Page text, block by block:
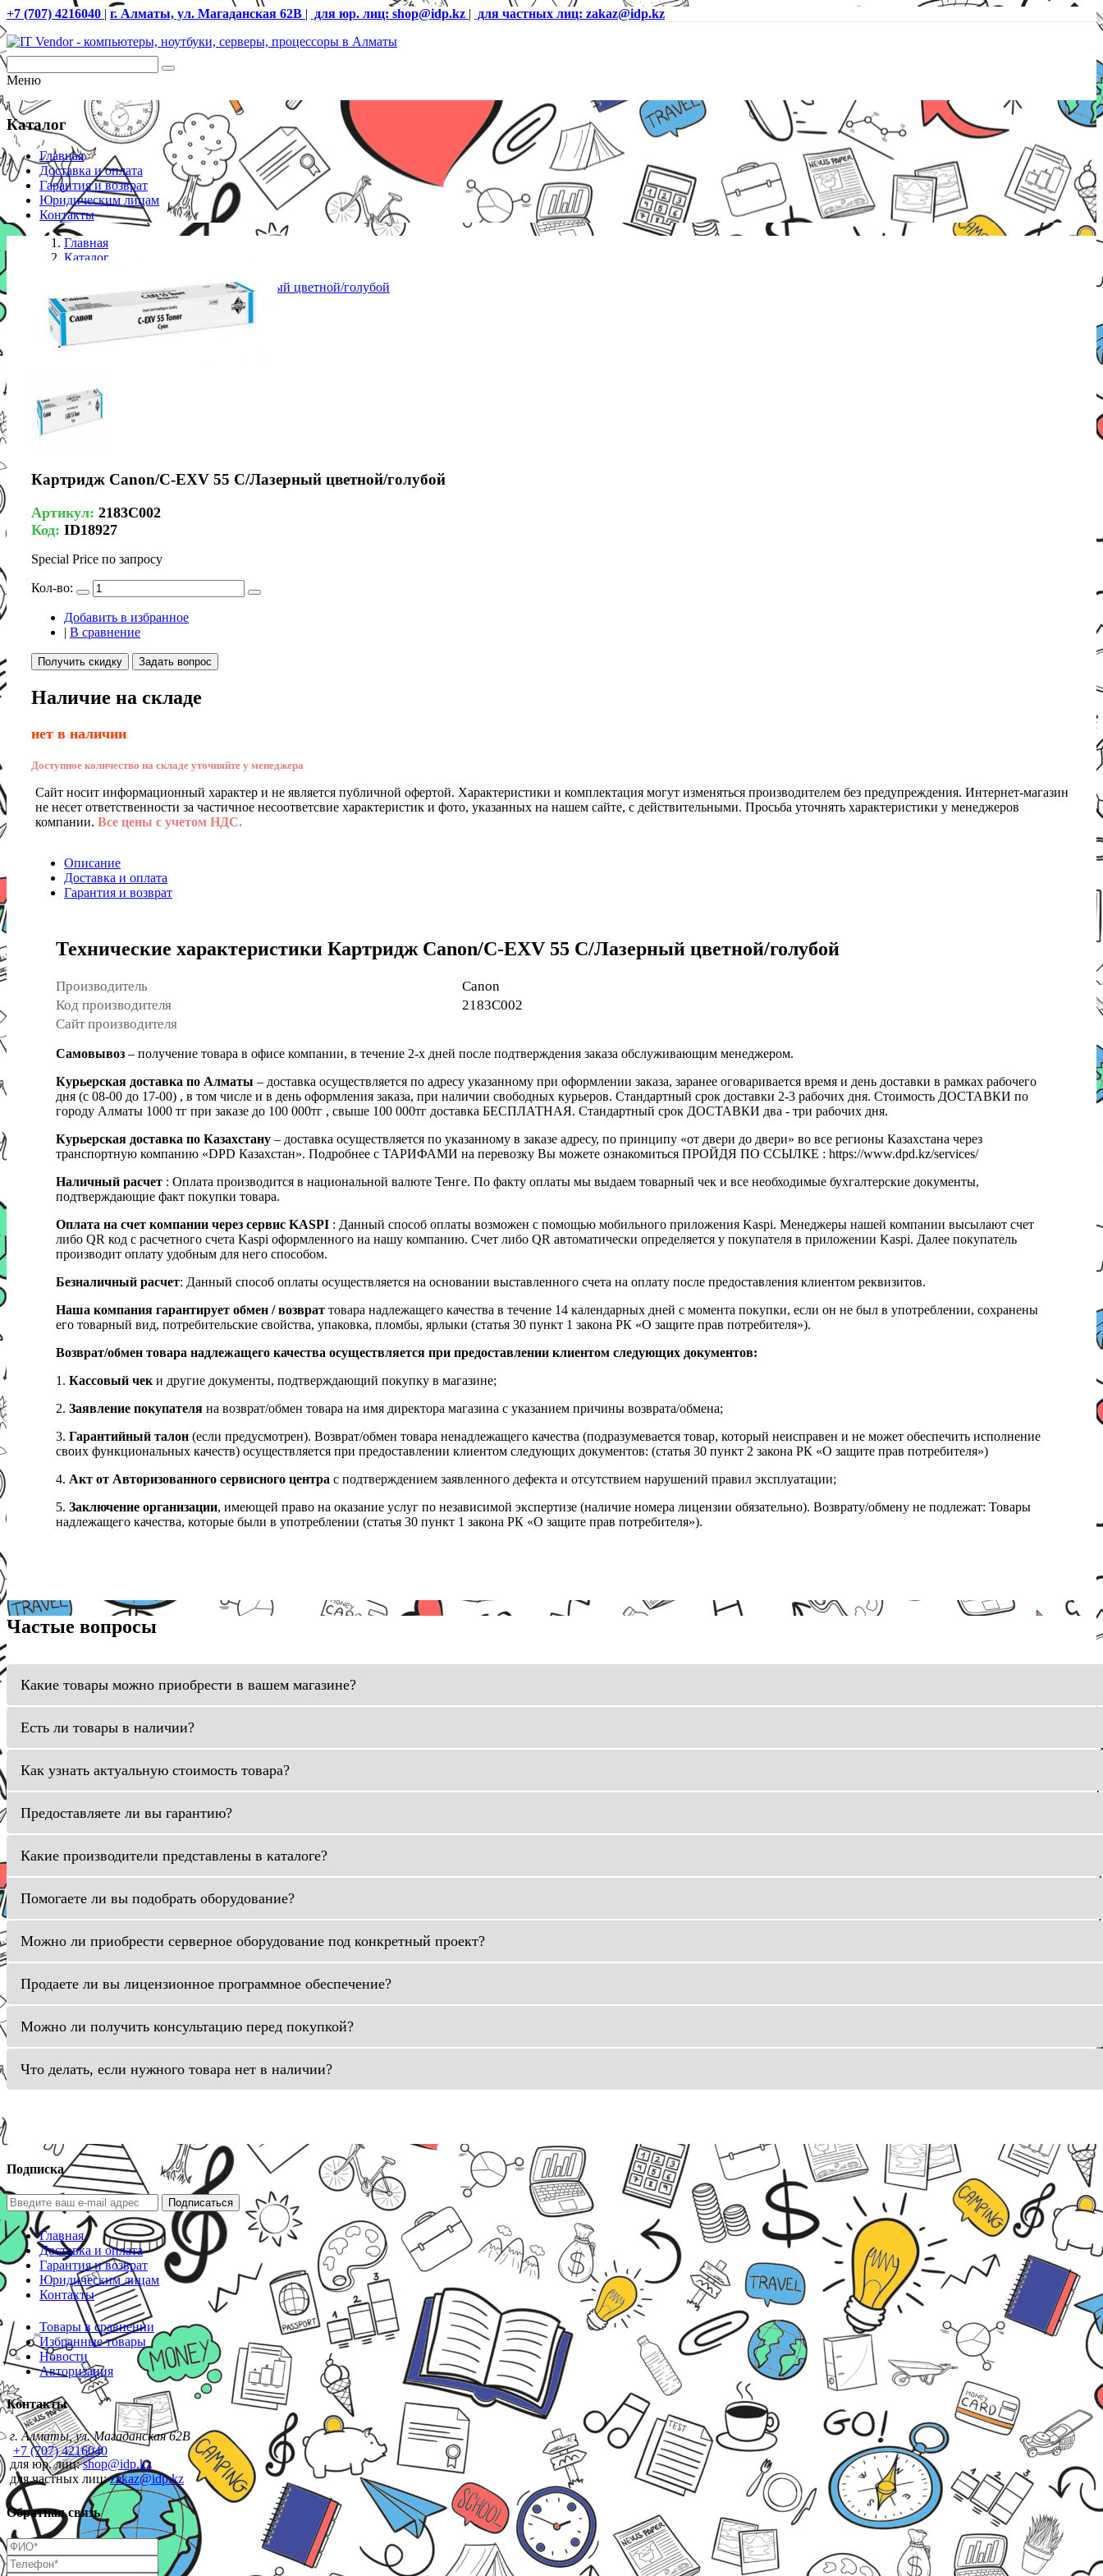
+7 (707) 4216040 | г. Алматы, ул. Магаданская 62В | для юр. лиц: shop@idp.kz | для частных лиц: zakaz@idp.kz
Меню
Каталог
Главная
Доставка и оплата
Гарантия и возврат
Юридическим лицам
Контакты
Главная
Каталог
Картридж Canon/C-EXV 55 C/Лазерный цветной/голубой
Картридж Canon/C-EXV 55 C/Лазерный цветной/голубой
Артикул: 2183C002
Код: ID18927
Special Price по запросу
Кол-во:
Добавить в избранное
| В сравнение
Получить скидку Задать вопрос
Наличие на складе
нет в наличии
Доступное количество на складе уточняйте у менеджера
Сайт носит информационный характер и не является публичной офертой. Характеристики и комплектация могут изменяться производителем без предупреждения. Интернет-магазин
не несет ответственности за частичное несоответсвие характеристик и фото, указанных на нашем сайте, с действительными. Просьба уточнять характеристики у менеджеров
компании. Все цены с учетом НДС.
Описание
Доставка и оплата
Гарантия и возврат
Технические характеристики Картридж Canon/C-EXV 55 C/Лазерный цветной/голубой
Производитель
Canon
Код производителя
2183C002
Сайт производителя
Самовывоз – получение товара в офисе компании, в течение 2-х дней после подтверждения заказа обслуживающим менеджером.
Курьерская доставка по Алматы – доставка осуществляется по адресу указанному при оформлении заказа, заранее оговаривается время и день доставки в рамках рабочего
дня (с 08-00 до 17-00) , в том числе и в день оформления заказа, при наличии свободных курьеров. Стандартный срок доставки 2-3 рабочих дня. Стоимость ДОСТАВКИ по
городу Алматы 1000 тг при заказе до 100 000тг , свыше 100 000тг доставка БЕСПЛАТНАЯ. Стандартный срок ДОСТАВКИ два - три рабочих дня.
Курьерская доставка по Казахстану – доставка осуществляется по указанному в заказе адресу, по принципу «от двери до двери» во все регионы Казахстана через
транспортную компанию «DPD Казахстан». Подробнее с ТАРИФАМИ на перевозку Вы можете ознакомиться ПРОЙДЯ ПО ССЫЛКЕ : https://www.dpd.kz/services/
Наличный расчет : Оплата производится в национальной валюте Тенге. По факту оплаты мы выдаем товарный чек и все необходимые бухгалтерские документы,
подтверждающие факт покупки товара.
Оплата на счет компании через сервис KASPI : Данный способ оплаты возможен с помощью мобильного приложения Kaspi. Менеджеры нашей компании высылают счет
либо QR код с расчетного счета Kaspi оформленного на нашу компанию. Счет либо QR автоматически определяется у покупателя в приложении Kaspi. Далее покупатель
производит оплату удобным для него способом.
Безналичный расчет: Данный способ оплаты осуществляется на основании выставленного счета на оплату после предоставления клиентом реквизитов.
Наша компания гарантирует обмен / возврат товара надлежащего качества в течение 14 календарных дней с момента покупки, если он не был в употреблении, сохранены
его товарный вид, потребительские свойства, упаковка, пломбы, ярлыки (статья 30 пункт 1 закона РК «О защите прав потребителя»).
Возврат/обмен товара надлежащего качества осуществляется при предоставлении клиентом следующих документов:
1. Кассовый чек и другие документы, подтверждающий покупку в магазине;
2. Заявление покупателя на возврат/обмен товара на имя директора магазина с указанием причины возврата/обмена;
3. Гарантийный талон (если предусмотрен). Возврат/обмен товара ненадлежащего качества (подразумевается товар, который неисправен и не может обеспечить исполнение
своих функциональных качеств) осуществляется при предоставлении клиентом следующих документов: (статья 30 пункт 2 закона РК «О защите прав потребителя»)
4. Акт от Авторизованного сервисного центра с подтверждением заявленного дефекта и отсутствием нарушений правил эксплуатации;
5. Заключение организации, имеющей право на оказание услуг по независимой экспертизе (наличие номера лицензии обязательно). Возврату/обмену не подлежат: Товары
надлежащего качества, которые были в употреблении (статья 30 пункт 1 закона РК «О защите прав потребителя»).
Частые вопросы
Какие товары можно приобрести в вашем магазине?
Есть ли товары в наличии?
Как узнать актуальную стоимость товара?
Предоставляете ли вы гарантию?
Какие производители представлены в каталоге?
Помогаете ли вы подобрать оборудование?
Можно ли приобрести серверное оборудование под конкретный проект?
Продаете ли вы лицензионное программное обеспечение?
Можно ли получить консультацию перед покупкой?
Что делать, если нужного товара нет в наличии?
Подписка
Подписаться
Главная
Доставка и оплата
Гарантия и возврат
Юридическим лицам
Контакты
Товары в сравнении
Избранные товары
Новости
Авторизация
Контакты
г. Алматы, ул. Магаданская 62В
+7 (707) 4216040
для юр. лиц:shop@idp.kz
для частных лиц:zakaz@idp.kz
Обратная связь